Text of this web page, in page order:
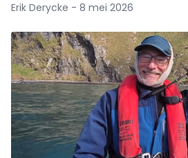
Erik Derycke - 8 mei 2026